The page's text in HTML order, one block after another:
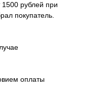
1500 рублей при
покупатель.
оплаты